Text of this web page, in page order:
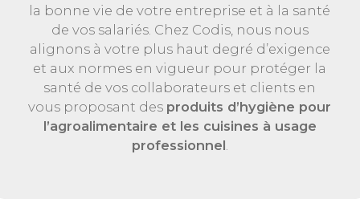
la bonne vie de votre entreprise et à la santé
de vos salariés. Chez Codis, nous nous
alignons à votre plus haut degré d’exigence
et aux normes en vigueur pour protéger la
santé de vos collaborateurs et clients en
vous proposant des produits d’hygiène pour
l’agroalimentaire et les cuisines à usage
professionnel